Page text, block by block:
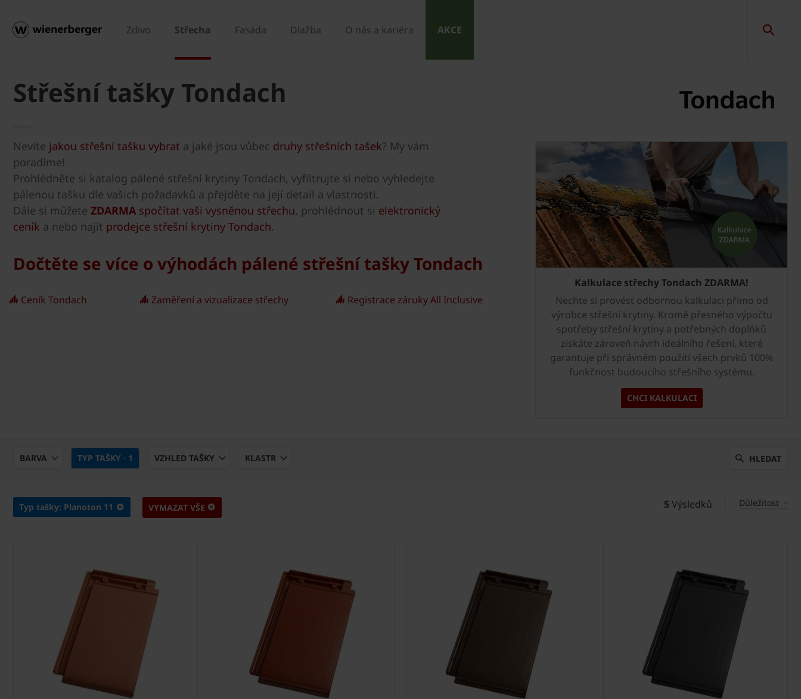
Zdivo Střecha Fasáda Dlažba O nás a kariéra AKCE
Střešní tašky Tondach
Nevíte jakou střešní tašku vybrat a jaké jsou vůbec druhy střešních tašek? My vám
poradíme!
Prohlédněte si katalog pálené střešní krytiny Tondach, vyfiltrujte si nebo vyhledejte
pálenou tašku dle vašich požadavků a přejděte na její detail a vlastnosti.
Dále si můžete ZDARMA spočítat vaši vysněnou střechu, prohlédnout si elektronický
ceník a nebo najít prodejce střešní krytiny Tondach.
Dočtěte se více o výhodách pálené střešní tašky Tondach
Ceník Tondach Zaměření a vizualizace střechy Registrace záruky All Inclusive
Kalkulace střechy Tondach ZDARMA!
Nechte si provést odbornou kalkulaci přímo od
výrobce střešní krytiny. Kromě přesného výpočtu
spotřeby střešní krytiny a potřebných doplňků
získáte zároveň návrh ideálního řešení, které
garantuje při správném použití všech prvků 100%
funkčnost budoucího střešního systému.
CHCI KALKULACI
BARVA TYP TAŠKY · 1 VZHLED TAŠKY KLASTR HLEDAT
Typ tašky: Planoton 11 VYMAZAT VŠE 5 Výsledků Důležitost